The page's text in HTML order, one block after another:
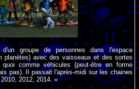
groupe de personnes dans l'espace
planètes) avec des vaisseaux et des sortes
comme véhicules (peut-être en forme
pas). Il passait l'après-midi sur les chaines
2012, 2014. »